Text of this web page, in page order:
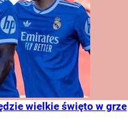
wielkie święto w grze